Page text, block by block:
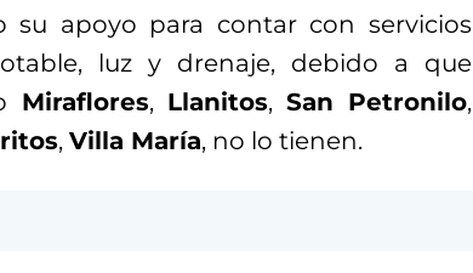
su apoyo para contar con servicios
luz y drenaje, debido a que
Miraflores, Llanitos, San Petronilo,
, Villa María, no lo tienen.